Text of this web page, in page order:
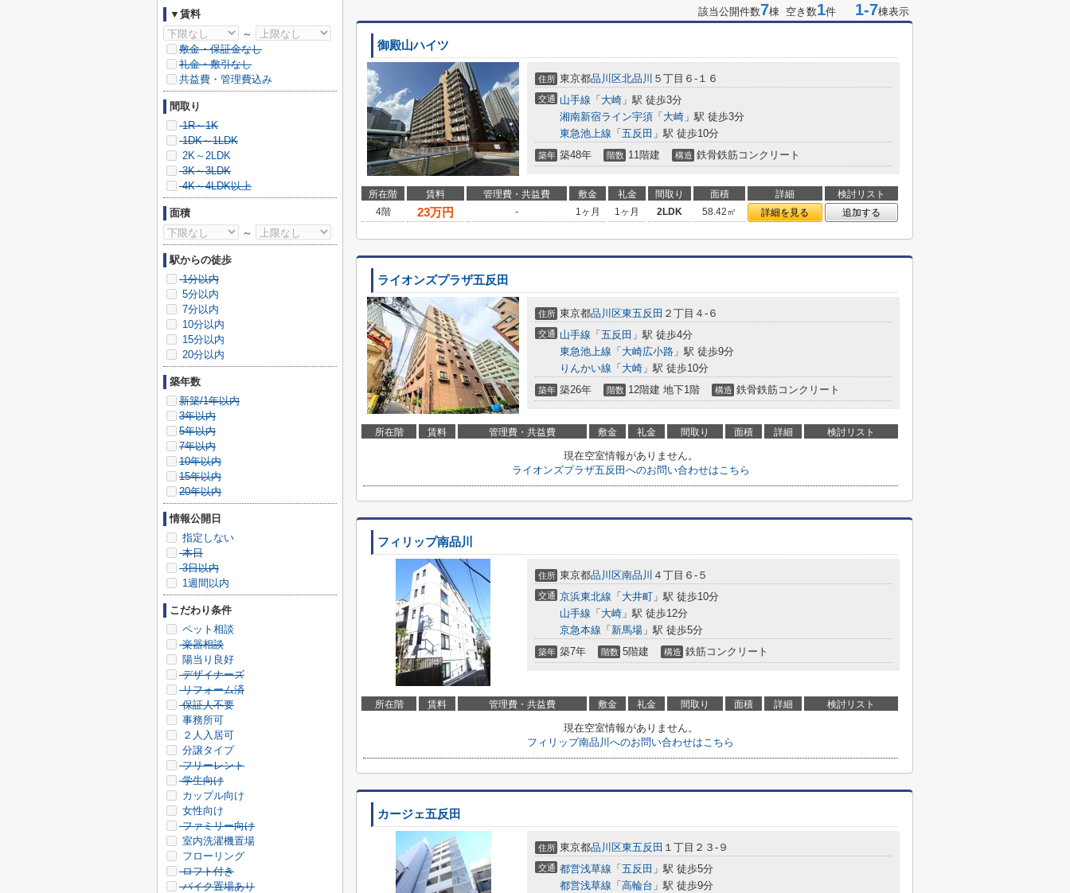
該当公開件数7棟 空き数1件 1-7棟表示
御殿山ハイツ
住所 東京都品川区北品川 ５丁目６-１６
交通 山手線 「 大崎 」駅 徒歩3分
湘南新宿ライン宇須 「 大崎 」駅 徒歩3分
東急池上線 「 五反田 」駅 徒歩10分
築年 築48年 階数 11階建 構造 鉄骨鉄筋コンクリート
所在階 賃料 管理費・共益費 敷金 礼金 間取り 面積 詳細
検討リスト
4階
23万円 - 1ヶ月 1ヶ月 2LDK 58.42㎡ 詳細を見る 追加する
ライオンズプラザ五反田
住所 東京都品川区東五反田 ２丁目４-６
交通 山手線 「 五反田 」駅 徒歩4分
東急池上線 「 大崎広小路 」駅 徒歩9分
りんかい線 「 大崎 」駅 徒歩10分
築年 築26年 階数 12階建 地下1階 構造 鉄骨鉄筋コンクリート
所在階 賃料 管理費・共益費 敷金 礼金 間取り 面積 詳細 検討リスト
現在空室情報がありません。
ライオンズプラザ五反田へのお問い合わせはこちら
フィリップ南品川
住所 東京都品川区南品川 ４丁目６-５
交通 京浜東北線 「 大井町 」駅 徒歩10分
山手線 「 大崎 」駅 徒歩12分
京急本線 「 新馬場 」駅 徒歩5分
築年 築7年 階数 5階建 構造 鉄筋コンクリート
所在階 賃料 管理費・共益費 敷金 礼金 間取り 面積 詳細 検討リスト
現在空室情報がありません。
フィリップ南品川へのお問い合わせはこちら
カージェ五反田
住所 東京都品川区東五反田 １丁目２３-９
交通 都営浅草線 「 五反田 」駅 徒歩5分
都営浅草線 「 高輪台 」駅 徒歩9分
▼賃料
～
敷金・保証金なし
礼金・敷引なし
共益費・管理費込み
間取り
1R～1K
1DK～1LDK
2K～2LDK
3K～3LDK
4K～4LDK以上
面積
～
駅からの徒歩
1分以内
5分以内
7分以内
10分以内
15分以内
20分以内
築年数
新築/1年以内
3年以内
5年以内
7年以内
10年以内
15年以内
20年以内
情報公開日
指定しない
本日
3日以内
1週間以内
こだわり条件
ペット相談
楽器相談
陽当り良好
デザイナーズ
リフォーム済
保証人不要
事務所可
２人入居可
分譲タイプ
フリーレント
学生向け
カップル向け
女性向け
ファミリー向け
室内洗濯機置場
フローリング
ロフト付き
バイク置場あり